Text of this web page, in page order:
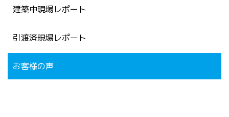
建築中現場レポート
引渡済現場レポート
お客様の声